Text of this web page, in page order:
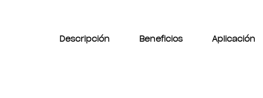
Descripción Beneficios Aplicación